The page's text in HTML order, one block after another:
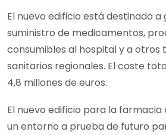
El nuevo edificio está destinado
suministro de medicamentos,
consumibles al hospital y a otros
sanitarios regionales. El coste
4,8 millones de euros.
El nuevo edificio para la
un entorno a prueba de futuro